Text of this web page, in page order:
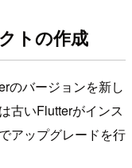
トの作成
のバージョンを新し
古いFlutterがインス
アップグレードを行